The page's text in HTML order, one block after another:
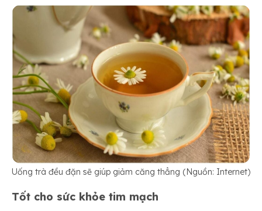
Uống trà đều đặn sẽ giúp giảm căng thẳng (Nguồn: Internet)
Tốt cho sức khỏe tim mạch